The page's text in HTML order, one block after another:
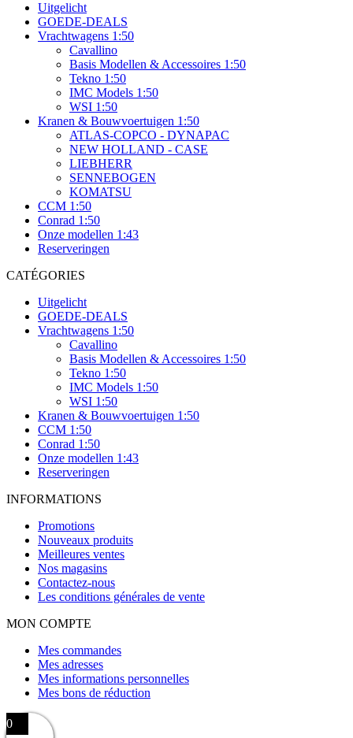
Uitgelicht
GOEDE-DEALS
Vrachtwagens 1:50
Cavallino
Basis Modellen & Accessoires 1:50
Tekno 1:50
IMC Models 1:50
WSI 1:50
Kranen & Bouwvoertuigen 1:50
ATLAS-COPCO - DYNAPAC
NEW HOLLAND - CASE
LIEBHERR
SENNEBOGEN
KOMATSU
CCM 1:50
Conrad 1:50
Onze modellen 1:43
Reserveringen
CATÉGORIES
Uitgelicht
GOEDE-DEALS
Vrachtwagens 1:50
Cavallino
Basis Modellen & Accessoires 1:50
Tekno 1:50
IMC Models 1:50
WSI 1:50
Kranen & Bouwvoertuigen 1:50
CCM 1:50
Conrad 1:50
Onze modellen 1:43
Reserveringen
INFORMATIONS
Promotions
Nouveaux produits
Meilleures ventes
Nos magasins
Contactez-nous
Les conditions générales de vente
MON COMPTE
Mes commandes
Mes adresses
Mes informations personnelles
Mes bons de réduction
0